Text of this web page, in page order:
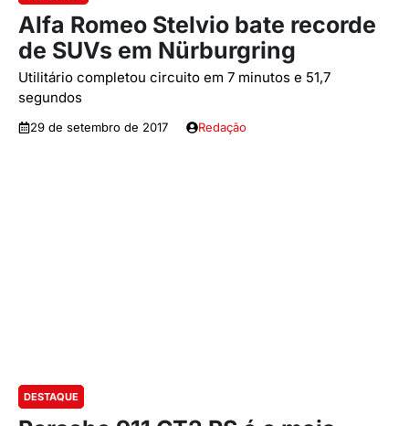
Alfa Romeo Stelvio bate recorde
de SUVs em Nürburgring
Utilitário completou circuito em 7 minutos e 51,7
segundos
29 de setembro de 2017 Redação
DESTAQUE